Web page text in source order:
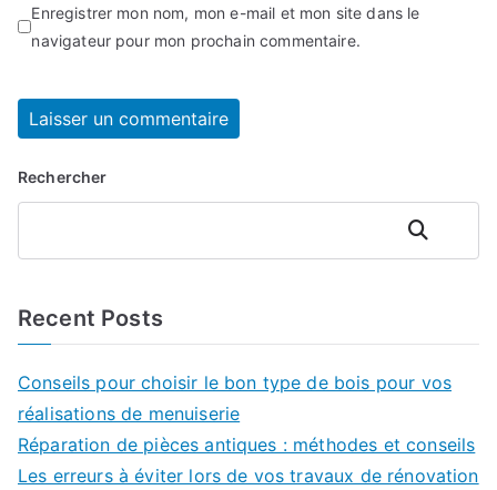
Enregistrer mon nom, mon e-mail et mon site dans le
navigateur pour mon prochain commentaire.
Rechercher
Rechercher
Recent Posts
Conseils pour choisir le bon type de bois pour vos
réalisations de menuiserie
Réparation de pièces antiques : méthodes et conseils
Les erreurs à éviter lors de vos travaux de rénovation